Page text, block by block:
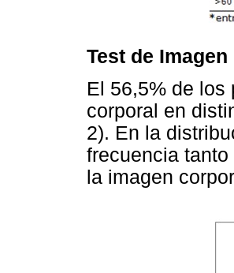
Test de Imagen
El 56,5% de los
corporal en
2). En la
frecuencia
la imagen